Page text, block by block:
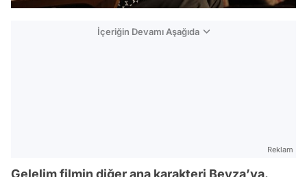
İçeriğin Devamı Aşağıda
Reklam
Gelelim filmin diğer ana karakteri Beyza’ya.